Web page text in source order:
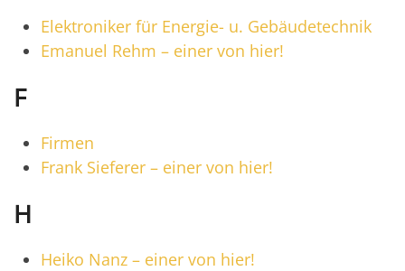
Elektroniker für Energie- u. Gebäudetechnik
Emanuel Rehm – einer von hier!
F
Firmen
Frank Sieferer – einer von hier!
H
Heiko Nanz – einer von hier!